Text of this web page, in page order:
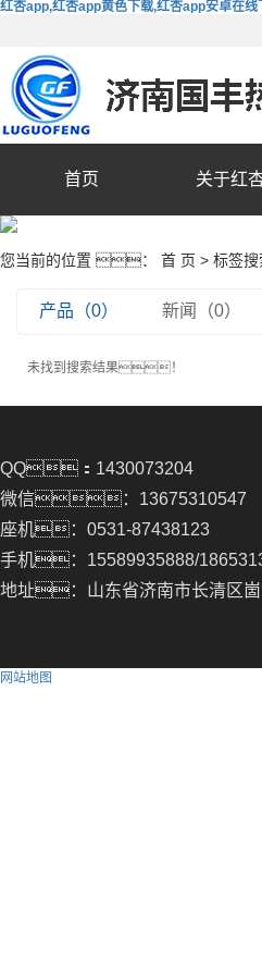
红杏app,红杏app黄色下载,红杏app安卓在
首页 关于红
您当前的位置 ： 首 页 > 标签搜
产品（0） 新闻（0）
未找到搜索结果！
QQ：1430073204
微信：13675310547
座机：0531-87438123
手机：15589935888/
地址：山东省济南市长清区崮
网站地图